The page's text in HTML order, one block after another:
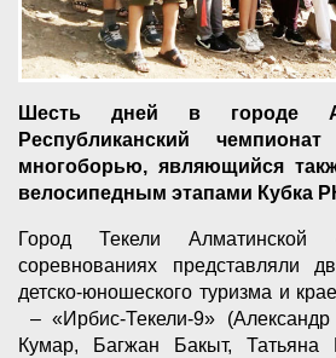
Шесть дней в городе
Республиканский
многоборью, являющийся
велосипедным этапами Кубка
Город Текели
соревнованиях представляли
детско-юношеского туризма и
– «Ирбис-Текели-9»
Кумар, Багжан Бакыт, Татьяна